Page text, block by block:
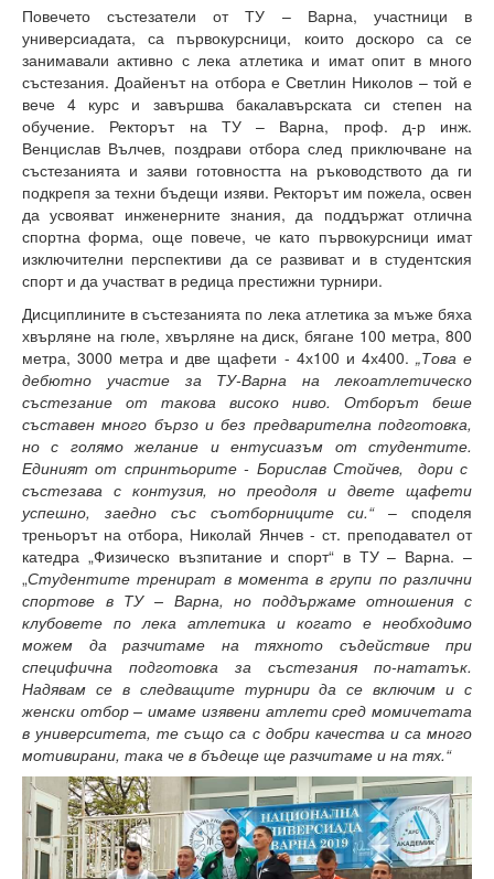
Библиотека
Спортен комплекс
Студентски стол
Почивни бази
Общежития
Безжичен интернет
Сертификати
Одити
Избори
Защита на личните данни
ЗЗЛПСПОИН
Декларация за достъпност
Достъп до информация
Нормативни документи
Научна дейност
Научни проекти
Бюлетин с проектна информация
Конкурси за научни проекти
Докторанти
Научноизследователски институт
Повечето състезатели от ТУ – Варна, участници в
универсиадата, са първокурсници, които доскоро са се
занимавали активно с лека атлетика и имат опит в много
състезания. Доайенът на отбора е Светлин Николов – той е
вече 4 курс и завършва бакалавърската си степен на
обучение. Ректорът на ТУ – Варна, проф. д-р инж.
Венцислав Вълчев, поздрави отбора след приключване на
състезанията и заяви готовността на ръководството да ги
подкрепя за техни бъдещи изяви. Ректорът им пожела, освен
да усвояват инженерните знания, да поддържат отлична
спортна форма, още повече, че като първокурсници имат
изключителни перспективи да се развиват и в студентския
спорт и да участват в редица престижни турнири.
Дисциплините в състезанията по лека атлетика за мъже бяха
хвърляне на гюле, хвърляне на диск, бягане 100 метра, 800
метра, 3000 метра и две щафети - 4х100 и 4х400. „Това е
дебютно участие за ТУ-Варна на лекоатлетическо
състезание от такова високо ниво. Отборът беше
съставен много бързо и без предварителна подготовка,
но с голямо желание и ентусиазъм от студентите.
Единият от спринтьорите - Борислав Стойчев, дори с
състезава с контузия, но преодоля и двете щафети
успешно, заедно със съотборниците си.“– споделя
треньорът на отбора, Николай Янчев - ст. преподавател от
катедра „Физическо възпитание и спорт“ в ТУ – Варна. –
„Студентите тренират в момента в групи по различни
спортове в ТУ – Варна, но поддържаме отношения с
клубовете по лека атлетика и когато е необходимо
можем да разчитаме на тяхното съдействие при
специфична подготовка за състезания по-нататък.
Надявам се в следващите турнири да се включим и с
женски отбор – имаме изявени атлети сред момичетата
в университета, те също са с добри качества и са много
мотивирани, така че в бъдеще ще разчитаме и на тях.“